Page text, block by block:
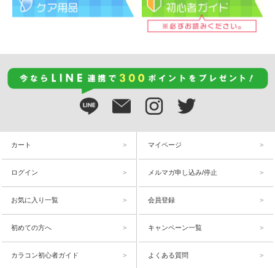
カート マイページ
ログイン メルマガ申し込み/停止
お気に入り一覧 会員登録
初めての方へ キャンペーン一覧
カラコン初心者ガイド よくある質問